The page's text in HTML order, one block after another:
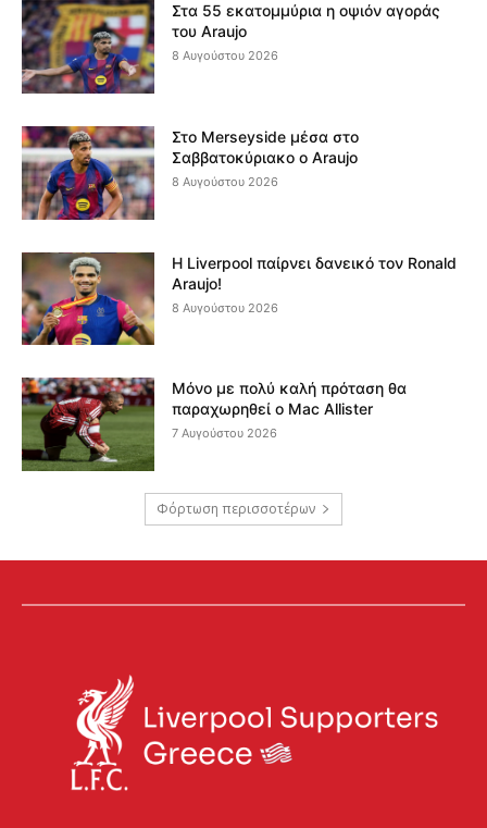
Στα 55 εκατομμύρια η οψιόν αγοράς
του Araujo
8 Αυγούστου 2026
Στο Merseyside μέσα στο
Σαββατοκύριακο ο Araujo
8 Αυγούστου 2026
Η Liverpool παίρνει δανεικό τον Ronald
Araujo!
8 Αυγούστου 2026
Μόνο με πολύ καλή πρόταση θα
παραχωρηθεί ο Mac Allister
7 Αυγούστου 2026
Φόρτωση περισσοτέρων